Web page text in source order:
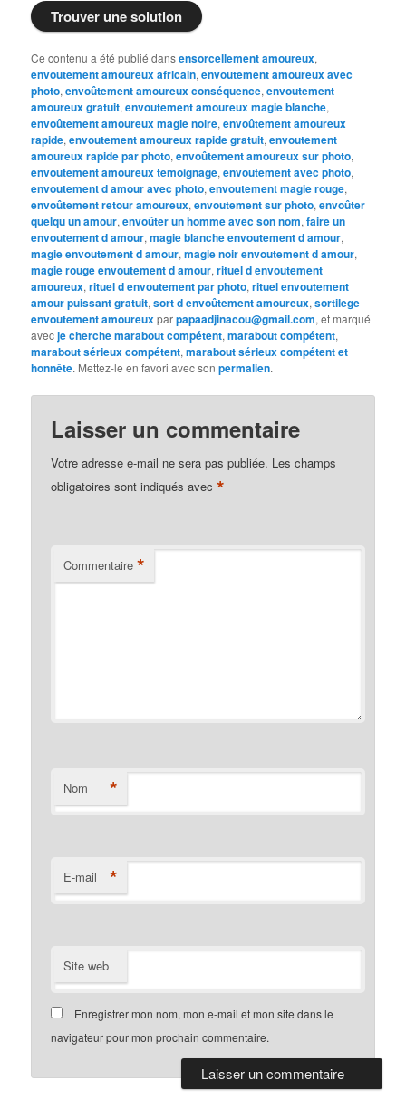
Trouver une solution
Ce contenu a été publié dansensorcellement amoureux,
envoutement amoureux africain,envoutement amoureux avec
photo,envoûtement amoureux conséquence,envoutement
amoureux gratuit,envoutement amoureux magie blanche,
envoûtement amoureux magie noire,envoûtement amoureux
rapide,envoutement amoureux rapide gratuit,envoutement
amoureux rapide par photo,envoûtement amoureux sur photo,
envoutement amoureux temoignage,envoutement avec photo,
envoutement d amour avec photo,envoutement magie rouge,
envoûtement retour amoureux,envoutement sur photo,envoûter
quelqu un amour,envoûter un homme avec son nom,faire un
envoutement d amour,magie blanche envoutement d amour,
magie envoutement d amour,magie noir envoutement d amour,
magie rouge envoutement d amour,rituel d envoutement
amoureux,rituel d envoutement par photo,rituel envoutement
amour puissant gratuit,sort d envoûtement amoureux,sortilege
envoutement amoureuxparpapaadjinacou@gmail.com, et marqué
avecje cherche marabout compétent,marabout compétent,
marabout sérieux compétent,marabout sérieux compétent et
honnête. Mettez-le en favori avec sonpermalien.
Laisser un commentaire
Votre adresse e-mail ne sera pas publiée. Les champs
obligatoires sont indiqués avec*
Commentaire *
Nom *
E-mail *
Site web
Enregistrer mon nom, mon e-mail et mon site dans le
navigateur pour mon prochain commentaire.